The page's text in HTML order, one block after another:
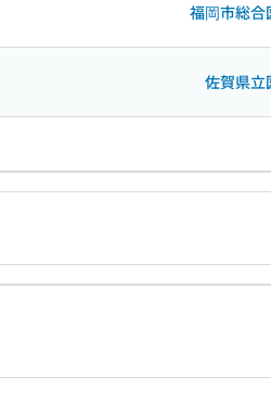
福岡市総合
佐賀県立